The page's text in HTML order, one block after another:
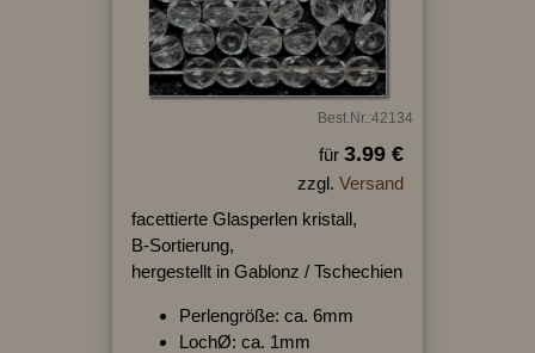
Best.Nr.:42134
für 3.99 €
zzgl. Versand
facettierte Glasperlen kristall,
B-Sortierung,
hergestellt in Gablonz / Tschechien
Perlengröße: ca. 6mm
LochØ: ca. 1mm